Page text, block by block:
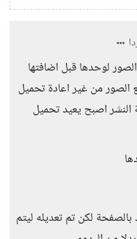
لوحدها قبل اضافتها
الصور من غير اعادة تحميل
اصبح يعيد تحميل
لكن تم تعديله ليتم